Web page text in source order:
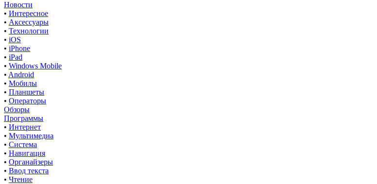
Новости
• Интересное
• Аксессуары
• Технологии
• iOS
• iPhone
• iPad
• Windows Mobile
• Android
• Мобилы
• Планшеты
• Операторы
Обзоры
Программы
• Интернет
• Мультимедиа
• Система
• Навигация
• Органайзеры
• Ввод текста
• Чтение